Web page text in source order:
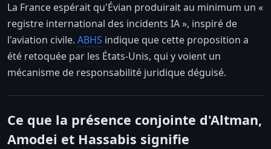
La France espérait qu'Évian produirait au minimum un «
registre international des incidents IA », inspiré de
l'aviation civile. ABHS indique que cette proposition a
été retoquée par les États-Unis, qui y voient un
mécanisme de responsabilité juridique déguisé.
Ce que la présence conjointe d'Altman,
Amodei et Hassabis signifie